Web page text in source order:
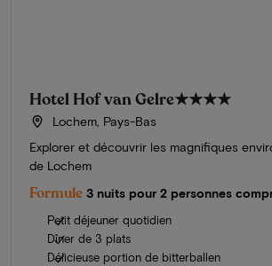
Hotel Hof van Gelre★★★★
Lochem, Pays-Bas
Explorer et découvrir les magnifiques
de Lochem
Formule 3 nuits pour 2 personnes
Petit déjeuner quotidien
Dîner de 3 plats
Délicieuse portion de bitterballen